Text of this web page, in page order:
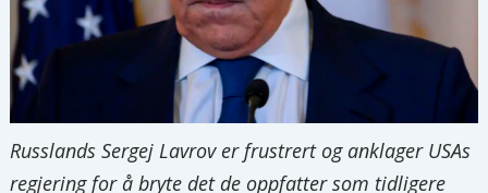
Russlands Sergej Lavrov er frustrert og anklager USAs
regjering for å bryte det de oppfatter som tidligere